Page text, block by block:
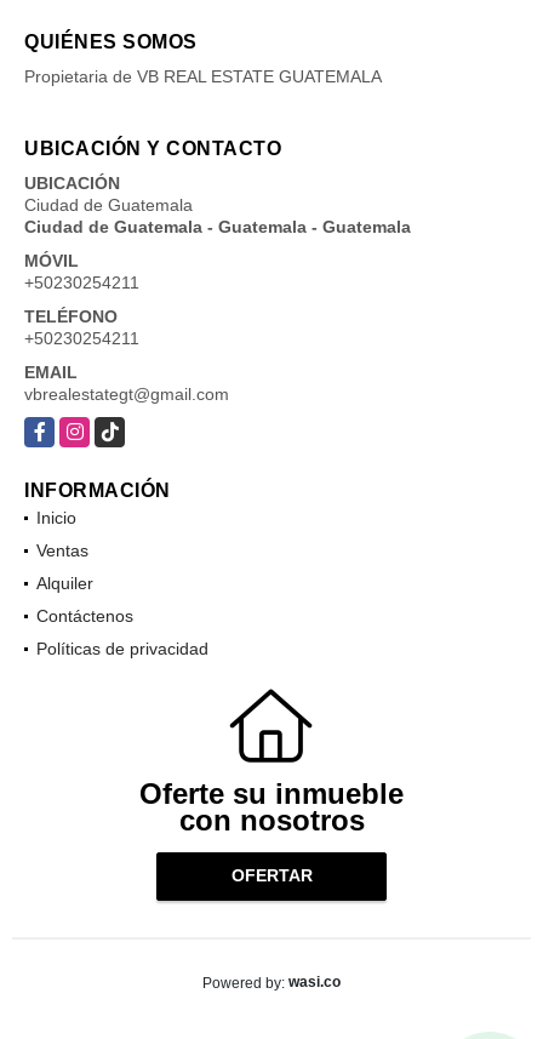
QUIÉNES SOMOS
Propietaria de VB REAL ESTATE GUATEMALA
UBICACIÓN Y CONTACTO
UBICACIÓN
Ciudad de Guatemala
Ciudad de Guatemala - Guatemala - Guatemala
MÓVIL
+50230254211
TELÉFONO
+50230254211
EMAIL
vbrealestategt@gmail.com
FacebookInstagram
TikTok
INFORMACIÓN
Inicio
Ventas
Alquiler
Contáctenos
Políticas de privacidad
Oferte su inmueble
con nosotros
OFERTAR
Powered by: wasi.co